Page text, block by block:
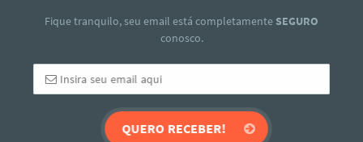
Fique tranquilo, seu email está completamenteSEGURO
conosco.